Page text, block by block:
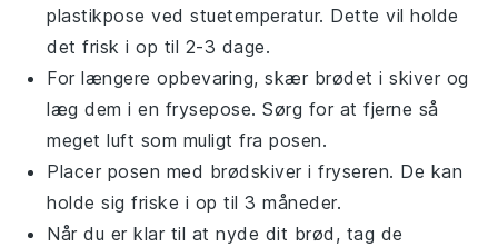
plastikpose ved stuetemperatur. Dette vil holde
det frisk i op til 2-3 dage.
For længere opbevaring, skær brødet i skiver og
læg dem i en frysepose. Sørg for at fjerne så
meget luft som muligt fra posen.
Placer posen med brødskiver i fryseren. De kan
holde sig friske i op til 3 måneder.
Når du er klar til at nyde dit brød , tag de